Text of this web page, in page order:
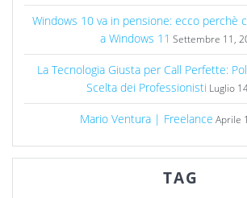
Windows 10 va in pensione: ecco perchè
a Windows 11 Settembre 11,
La Tecnologia Giusta per Call Perfette:
Scelta dei Professionisti Luglio
Mario Ventura | Freelance Aprile
TAG